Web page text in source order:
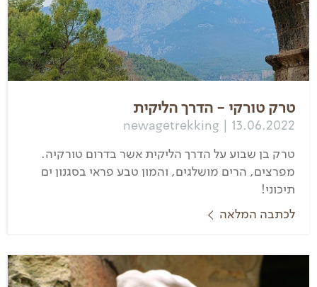
טרק טורקי - הדרך הליקית
newagetrekking | 13.06.2022
טרק בן שבוע על הדרך הליקית אשר בדרום טורקיה.
מפרצים, הרים מושלגים, והמון טבע פראי בסגנון ים
תיכוני!
לכתבה המלאה